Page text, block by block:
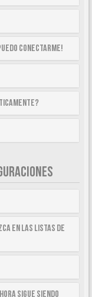
conectarme!
en las listas de
sigue siendo